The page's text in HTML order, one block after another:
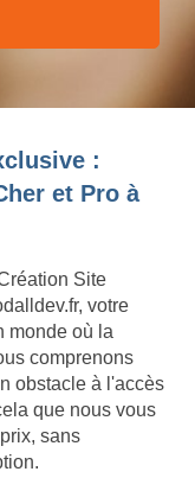
:
et Pro à
Site
votre
monde où la
comprenons
obstacle à l'accès
que nous vous
sans